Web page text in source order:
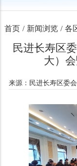
首页 / 新闻浏览 / 各
民进长寿区
大）
来源：民进长寿区委会